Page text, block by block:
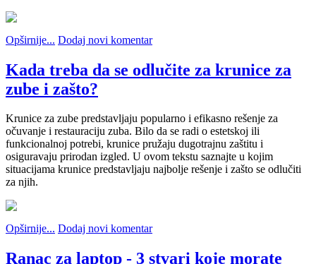
Opširnije... Dodaj novi komentar
Kada treba da se odlučite za krunice za
zube i zašto?
Krunice za zube predstavljaju popularno i efikasno rešenje za
očuvanje i restauraciju zuba. Bilo da se radi o estetskoj ili
funkcionalnoj potrebi, krunice pružaju dugotrajnu zaštitu i
osiguravaju prirodan izgled. U ovom tekstu saznajte u kojim
situacijama krunice predstavljaju najbolje rešenje i zašto se odlučiti
za njih.
Opširnije... Dodaj novi komentar
Ranac za laptop - 3 stvari koje morate